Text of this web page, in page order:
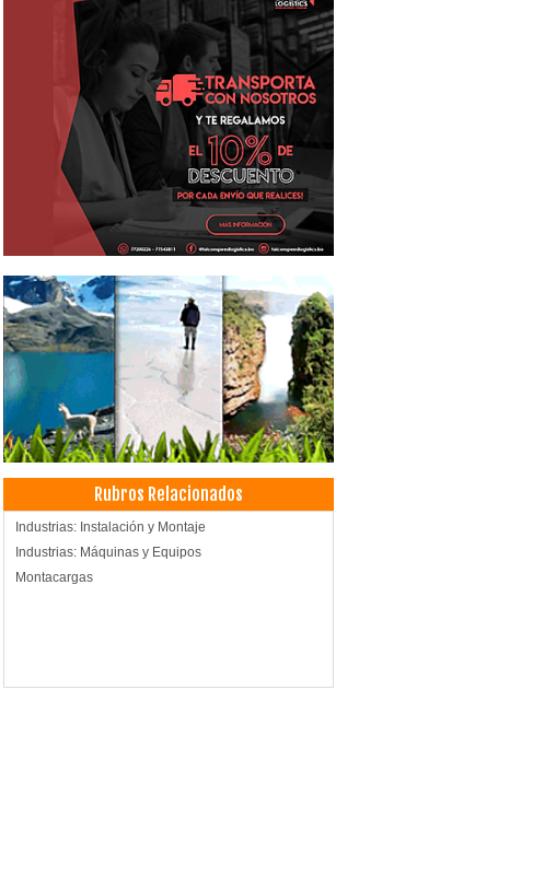
Rubros Relacionados
Industrias: Instalación y Montaje
Industrias: Máquinas y Equipos
Montacargas